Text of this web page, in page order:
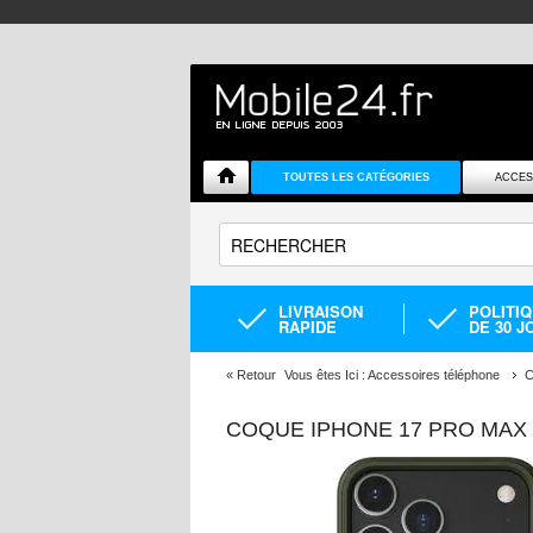
TOUTES LES CATÉGORIES
LIVRAISON
RAPIDE DE 30
« Retour Vous êtes Ici : Accessoires téléphone
COQUE IPHONE 17 PRO